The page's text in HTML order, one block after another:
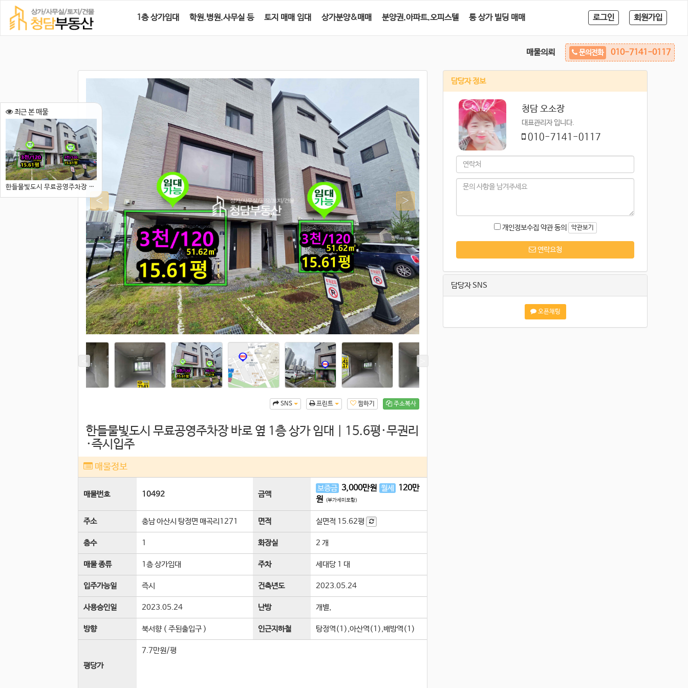
1층 상가임대 학원.병원.사무실 등 토지 매매 임대 상가분양&매매 분양권.아파트.오피스텔 통 상가 빌딩 매매 로그인 회원가입
문의전화 010-7141-0117
매물의뢰
주소복사
찜하기
프린트
SNS
한들물빛도시 무료공영주차장 바로 옆 1층 상가 임대｜15.6평·무권리
·즉시입주
매물정보
매물번호 10492 금액
보증금 3,000만원 월세 120만
원 (부가세미포함)
주소 충남 아산시 탕정면 매곡리1271 면적 실면적 15.62평
층수 1 화장실 2 개
매물 종류 1층 상가임대 주차 세대당 1 대
입주가능일 즉시 건축년도 2023.05.24
사용승인일 2023.05.24 난방 개별,
방향 북서향 ( 주된출입구 ) 인근지하철 탕정역(1),아산역(1),배방역(1)
평당가
7.7만원/평
담당자 정보
청담 오소장
대표관리자 입니다.
010-7141-0117
개인정보수집 약관 동의 약관보기
연락요청
담당자 SNS
오픈채팅
최근 본 매물
한들물빛도시 무료공영주차장 바로 옆 1층 상가 임대｜15.6평·무권리·즉시입주